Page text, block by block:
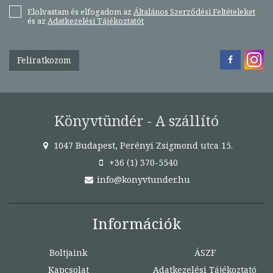
Elolvastam és elfogadom az Általános Szerződési Feltételeket
és az Adatkezelési Tájékoztatót
Feliratkozom
Könyvtündér - A szállító
1047 Budapest, Perényi Zsigmond utca 15.
+36 (1) 370-5540
info@konyvtunder.hu
Információk
Boltjaink
Kapcsolat
ÁSZF
Adatkezelési Tájékoztató